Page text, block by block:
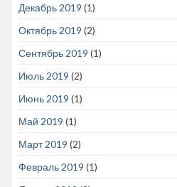
Декабрь 2019 (1)
Октябрь 2019 (2)
Сентябрь 2019 (1)
Июль 2019 (2)
Июнь 2019 (1)
Май 2019 (1)
Март 2019 (2)
Февраль 2019 (1)